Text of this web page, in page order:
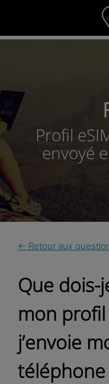
Barre
Profil
envoyé
← Retour aux
Que dois-
mon profil
j’envoie